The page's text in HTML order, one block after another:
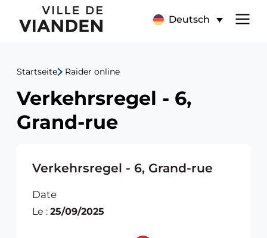
Verkehrsregel
6,
Grand-
rue
Deutsch
Hauptnavigationsmenü
Startseite Raider online
Verkehrsregel - 6,
Grand-rue
Verkehrsregel - 6, Grand-rue
Date
Le : 25/09/2025